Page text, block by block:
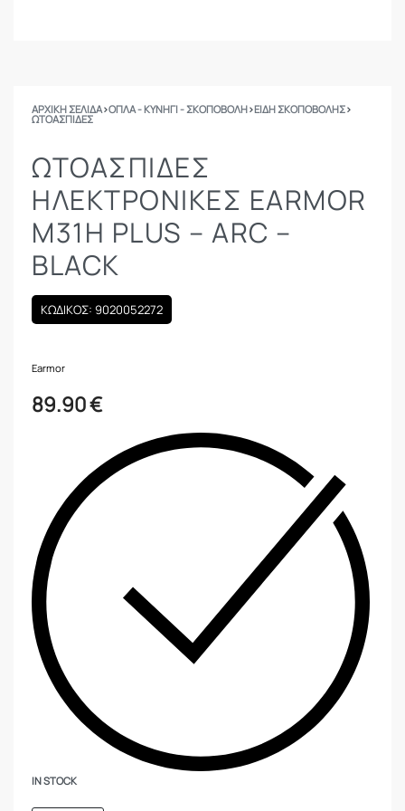
ΑΡΧΙΚΉ ΣΕΛΊΔΑ›ΟΠΛΑ - ΚΥΝΗΓΙ - ΣΚΟΠΟΒΟΛΗ›ΕΙΔΗ ΣΚΟΠΟΒΟΛΗΣ›
ΩΤΟΑΣΠΊΔΕΣ
ΩΤΟΑΣΠΊΔΕΣ
ΗΛΕΚΤΡΟΝΙΚΈΣ EARMOR
M31H PLUS – ARC –
BLACK
ΚΩΔΙΚΟΣ: 9020052272
Earmor
89.90€
IN STOCK